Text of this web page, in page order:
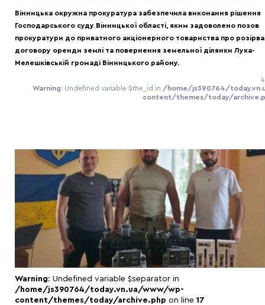
Вінницька окружна прокуратура забезпечила виконання рішення
Господарського суду Вінницької області, яким задоволено позов
прокуратури до приватного акціонерного товариства про
договору оренди землі та повернення земельної ділянки Лука-
Мелешківській громаді Вінницького району.
Warning: Undefined variable $the_id in /home/js390764/
content/themes/today/
Warning: Undefined variable $separator in
/home/js390764/today.vn.ua/www/wp-
content/themes/today/archive.php on line 17